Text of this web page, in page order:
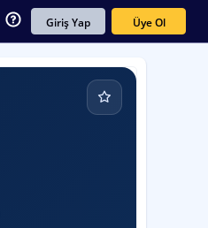
Giriş Yap Üye Ol